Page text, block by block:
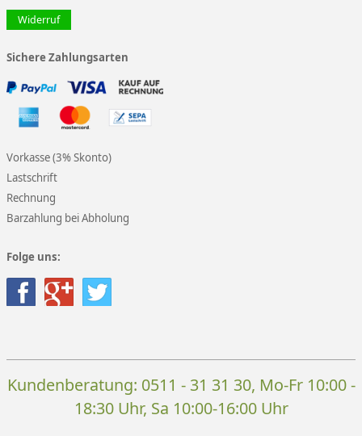
Widerruf
Sichere Zahlungsarten
Vorkasse (3% Skonto)
Lastschrift
Rechnung
Barzahlung bei Abholung
Folge uns:
Kundenberatung: 0511 - 31 31 30, Mo-Fr 10:00 -
18:30 Uhr, Sa 10:00-16:00 Uhr